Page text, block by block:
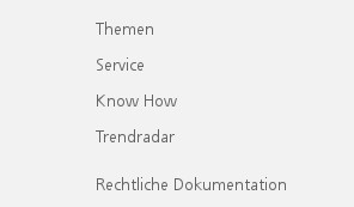
Themen
Service
Know How
Trendradar
Rechtliche Dokumentation